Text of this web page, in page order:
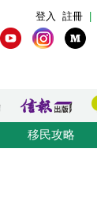
註冊
登入
移民攻略